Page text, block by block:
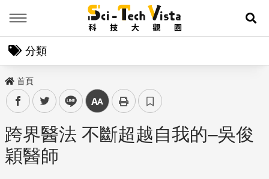
展
分類
首頁
facebooktwitter line 中
跨界醫法 不斷超越自我的–吳俊
穎醫師